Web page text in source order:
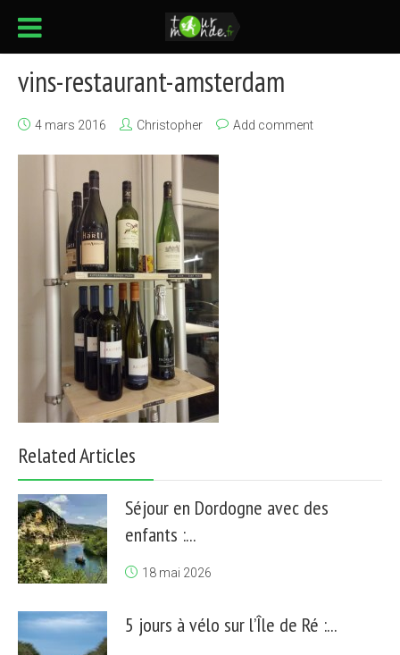
vins-restaurant-amsterdam
4 mars 2016 Christopher Add comment
Related Articles
Séjour en Dordogne avec des
enfants :...
18 mai 2026
5 jours à vélo sur l’Île de Ré :...